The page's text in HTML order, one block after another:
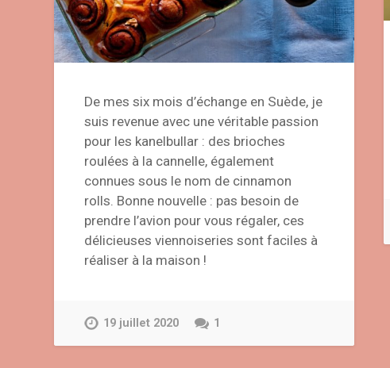
De mes six mois d’échange en Suède, je
suis revenue avec une véritable passion
pour les kanelbullar : des brioches
roulées à la cannelle, également
connues sous le nom de cinnamon
rolls. Bonne nouvelle : pas besoin de
prendre l’avion pour vous régaler, ces
délicieuses viennoiseries sont faciles à
réaliser à la maison !
19 juillet 2020 1